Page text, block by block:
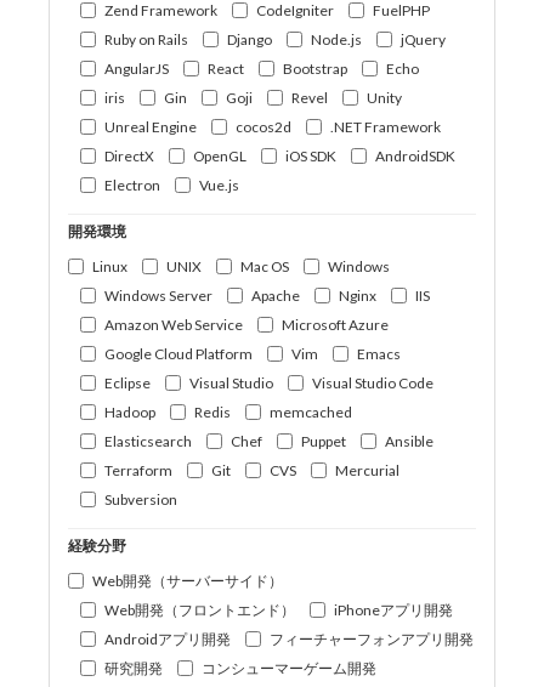
Zend Framework
CodeIgniter
FuelPHP
Ruby on Rails
Django Node.js
jQuery
AngularJS
React Bootstrap
Echo
iris
Gin Goji Revel
Unity
Unreal Engine
cocos2d
.NET Framework
DirectX
OpenGL iOS SDK
AndroidSDK
Electron
Vue.js
開発環境
Linux
UNIX Mac OS
Windows
Windows Server
Apache Nginx
IIS
Amazon Web Service
Microsoft Azure
Google Cloud Platform
Vim
Emacs
Eclipse
Visual Studio
Visual Studio Code
Hadoop
Redis
memcached
Elasticsearch
Chef Puppet
Ansible
Terraform
Git CVS
Mercurial
Subversion
経験分野
Web開発（サーバーサイド）
Web開発（フロントエンド）
iPhoneアプリ開発
Androidアプリ開発
フィーチャーフォンアプリ開発
研究開発
コンシューマーゲーム開発